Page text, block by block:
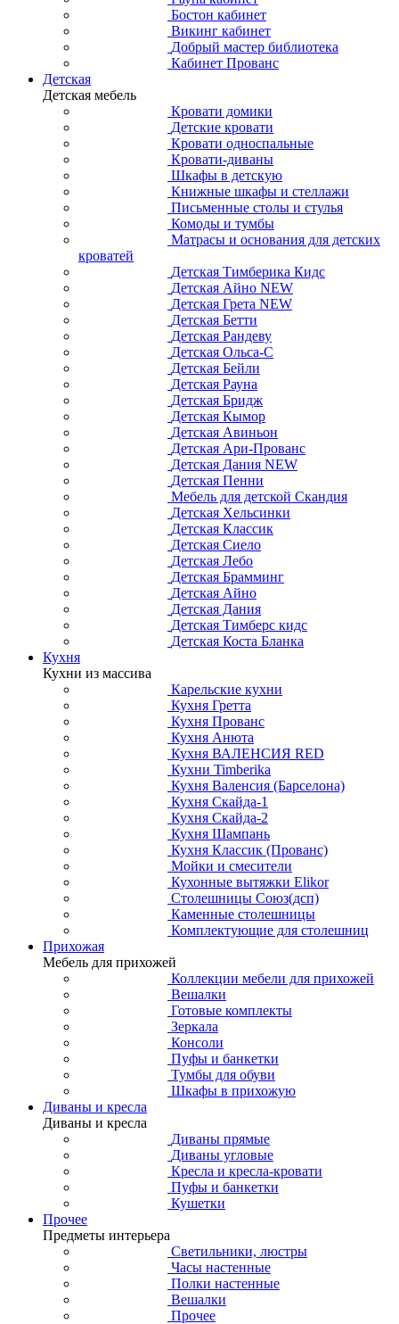
Бостон кабинет
Викинг кабинет
Добрый мастер библиотека
Кабинет Прованс
Детская
Детская мебель
Кровати домики
Детские кровати
Кровати односпальные
Кровати-диваны
Шкафы в детскую
Книжные шкафы и стеллажи
Письменные столы и стулья
Комоды и тумбы
Матрасы и основания для детских
кроватей
Детская Тимберика Кидс
Детская Айно NEW
Детская Грета NEW
Детская Бетти
Детская Рандеву
Детская Ольса-С
Детская Бейли
Детская Рауна
Детская Бридж
Детская Кымор
Детская Авиньон
Детская Ари-Прованс
Детская Дания NEW
Детская Пенни
Мебель для детской Скандия
Детская Хельсинки
Детская Классик
Детская Сиело
Детская Лебо
Детская Брамминг
Детская Айно
Детская Дания
Детская Тимберс кидс
Детская Коста Бланка
Кухня
Кухни из массива
Карельские кухни
Кухня Гретта
Кухня Прованс
Кухня Анюта
Кухня ВАЛЕНСИЯ RED
Кухни Timberika
Кухня Валенсия (Барселона)
Кухня Скайда-1
Кухня Скайда-2
Кухня Шампань
Кухня Классик (Прованс)
Мойки и смесители
Кухонные вытяжки Elikor
Столешницы Союз(дсп)
Каменные столешницы
Комплектующие для столешниц
Прихожая
Мебель для прихожей
Коллекции мебели для прихожей
Вешалки
Готовые комплекты
Зеркала
Консоли
Пуфы и банкетки
Тумбы для обуви
Шкафы в прихожую
Диваны и кресла
Диваны и кресла
Диваны прямые
Диваны угловые
Кресла и кресла-кровати
Пуфы и банкетки
Кушетки
Прочее
Предметы интерьера
Светильники, люстры
Часы настенные
Полки настенные
Вешалки
Прочее